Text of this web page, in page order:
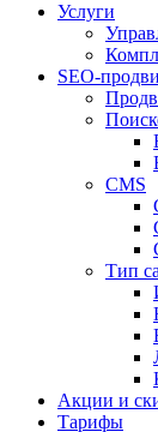
Услуги
SEO-
CMS
Тип
Акции и
Тарифы